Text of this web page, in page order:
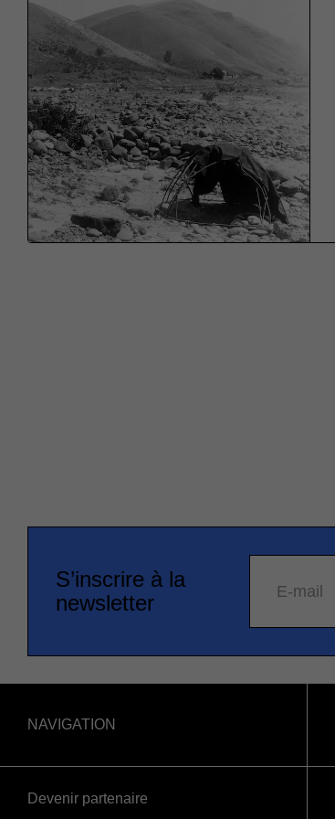
S’inscrire à la
newsletter
E-mail
NAVIGATION
Devenir partenaire